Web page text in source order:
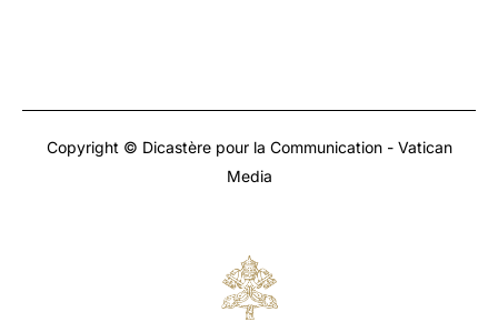
Copyright © Dicastère pour la Communication - Vatican
Media